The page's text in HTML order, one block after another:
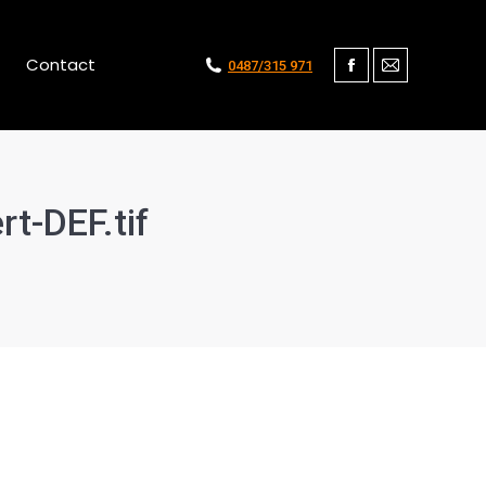
Contact 0487/315 971
Facebook
Mail
DEF.tif